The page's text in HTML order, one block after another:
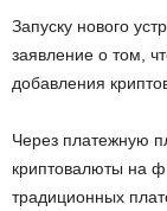
Запуску нового
заявление о том,
добавления
Через платежную
криптовалюты на
традиционных